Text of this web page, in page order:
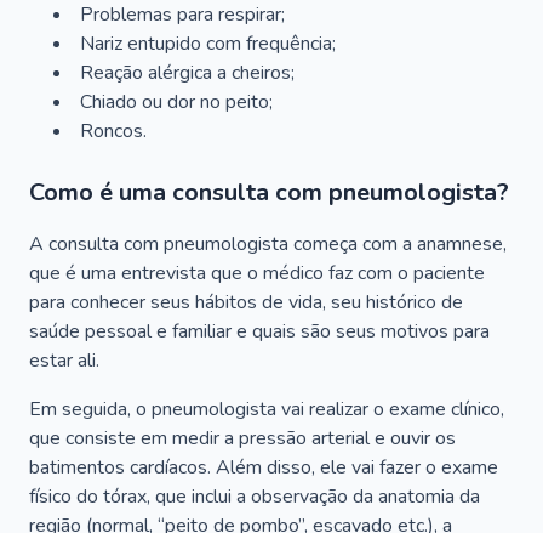
Problemas para respirar;
Nariz entupido com frequência;
Reação alérgica a cheiros;
Chiado ou dor no peito;
Roncos.
Como é uma consulta com pneumologista?
A consulta com pneumologista começa com a anamnese,
que é uma entrevista que o médico faz com o paciente
para conhecer seus hábitos de vida, seu histórico de
saúde pessoal e familiar e quais são seus motivos para
estar ali.
Em seguida, o pneumologista vai realizar o exame clínico,
que consiste em medir a pressão arterial e ouvir os
batimentos cardíacos. Além disso, ele vai fazer o exame
físico do tórax, que inclui a observação da anatomia da
região (normal, “peito de pombo”, escavado etc.), a